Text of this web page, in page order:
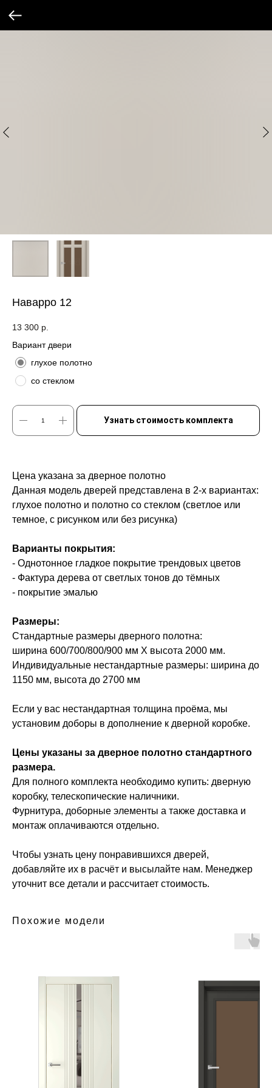
Наварро 12
13 300 р.
Вариант двери
глухое полотно
со стеклом
Узнать стоимость комплекта
Цена указана за дверное полотно
Данная модель дверей представлена в 2-х вариантах:
глухое полотно и полотно со стеклом (светлое или
темное, с рисунком или без рисунка)
Варианты покрытия:
- Однотонное гладкое покрытие трендовых цветов
- Фактура дерева от светлых тонов до тёмных
- покрытие эмалью
Размеры:
Стандартные размеры дверного полотна:
ширина 600/700/800/900 мм Х высота 2000 мм.
Индивидуальные нестандартные размеры: ширина до
1150 мм, высота до 2700 мм
Если у вас нестандартная толщина проёма, мы
установим доборы в дополнение к дверной коробке.
Цены указаны за дверное полотно стандартного
размера.
Для полного комплекта необходимо купить: дверную
коробку, телескопические наличники.
Фурнитура, доборные элементы а также доставка и
монтаж оплачиваются отдельно.
Чтобы узнать цену понравившихся дверей,
добавляйте их в расчёт и высылайте нам. Менеджер
уточнит все детали и рассчитает стоимость.
Похожие модели